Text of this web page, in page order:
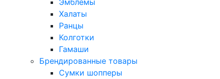
Эмблемы
Халаты
Ранцы
Колготки
Гамаши
Брендированные товары
Сумки шопперы